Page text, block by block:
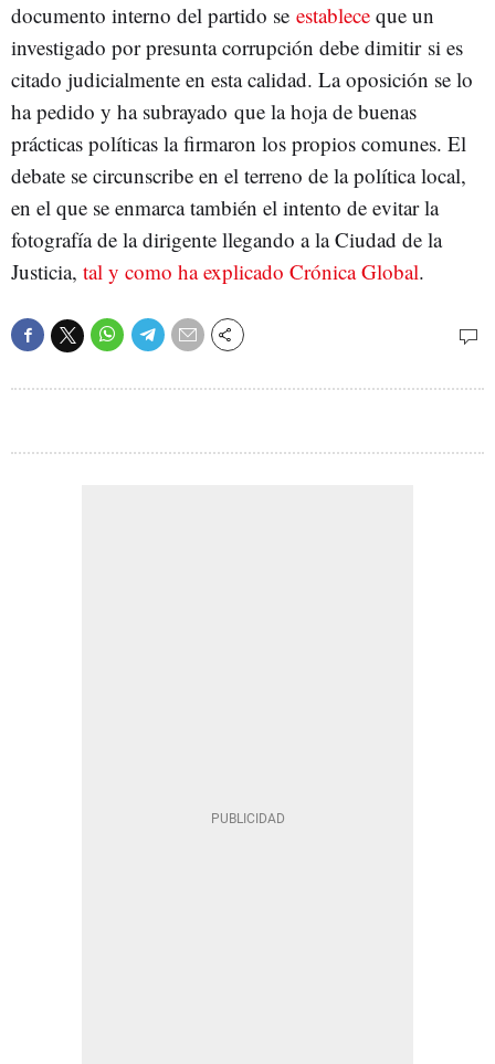
documento interno del partido se establece que un
investigado por presunta corrupción debe dimitir si es
citado judicialmente en esta calidad. La oposición se lo
ha pedido y ha subrayado que la hoja de buenas
prácticas políticas la firmaron los propios comunes. El
debate se circunscribe en el terreno de la política local,
en el que se enmarca también el intento de evitar la
fotografía de la dirigente llegando a la Ciudad de la
Justicia, tal y como ha explicado Crónica Global.